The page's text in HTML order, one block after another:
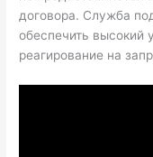
договора. Служба
обеспечить высокий
реагирование на